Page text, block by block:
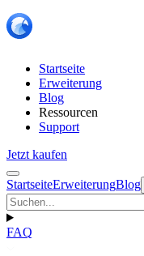
Startseite
Erweiterung
Blog
Ressourcen
Support
Jetzt kaufen
StartseiteErweiterungBlog
FAQ